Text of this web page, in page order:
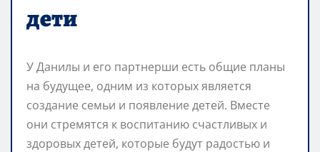
дети
У Данилы и его партнерши есть общие планы
на будущее, одним из которых является
создание семьи и появление детей. Вместе
они стремятся к воспитанию счастливых и
здоровых детей, которые будут радостью и